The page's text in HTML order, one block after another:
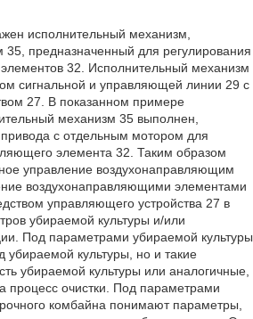
исполнительный механизм,
предназначенный для регулирования
32. Исполнительный механизм
сигнальной и управляющей линии 29 с
27. В показанном примере
механизм 35 выполнен,
привода с отдельным мотором для
элемента 32. Таким образом
управление воздухонаправляющим
воздухонаправляющими элементами
управляющего устройства 27 в
убираемой культуры и/или
Под параметрами убираемой культуры
убираемой культуры, но и такие
убираемой культуры или аналогичные,
процесс очистки. Под параметрами
комбайна понимают параметры,